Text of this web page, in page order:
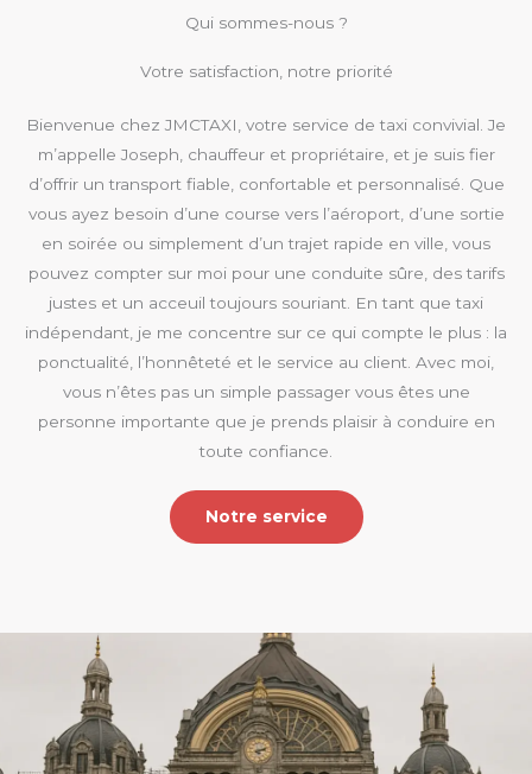
Qui sommes-nous ?
Votre satisfaction, notre priorité
Bienvenue chez JMCTAXI, votre service de taxi convivial. Je
m’appelle Joseph, chauffeur et propriétaire, et je suis fier
d’offrir un transport fiable, confortable et personnalisé. Que
vous ayez besoin d’une course vers l’aéroport, d’une sortie
en soirée ou simplement d’un trajet rapide en ville, vous
pouvez compter sur moi pour une conduite sûre, des tarifs
justes et un acceuil toujours souriant. En tant que taxi
indépendant, je me concentre sur ce qui compte le plus : la
ponctualité, l’honnêteté et le service au client. Avec moi,
vous n’êtes pas un simple passager vous êtes une
personne importante que je prends plaisir à conduire en
toute confiance.
Notre service